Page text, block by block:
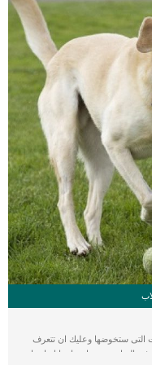
التى ستخوضها وعليك ان تتعرف
البداية دعنى اخبرك, انك انسان